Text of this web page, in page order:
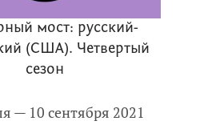
мост: русский-
(США). Четвертый
сезон
— 10 сентября 2021